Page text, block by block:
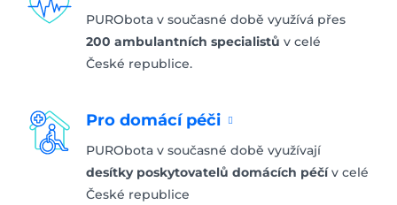
PURObota v současné době využívá přes
200 ambulantních specialistů v celé
České republice.
Pro domácí péči
PURObota v současné době využívají
desítky poskytovatelů domácích péčív celé
České republice